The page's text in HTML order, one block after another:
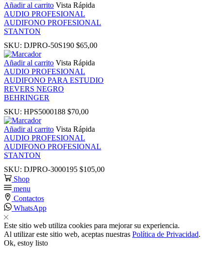
satın al
panel
panel
panel
panel
panel
panel
Añadir al carrito Vista Rápida
AUDIO PROFESIONAL
AUDIFONO PROFESIONAL
STANTON
SKU: DJPRO-50S190 $65,00
Añadir al carrito Vista Rápida
AUDIO PROFESIONAL
AUDIFONO PARA ESTUDIO
REVERS NEGRO
BEHRINGER
SKU: HPS5000188 $70,00
Añadir al carrito Vista Rápida
AUDIO PROFESIONAL
AUDIFONO PROFESIONAL
STANTON
SKU: DJPRO-3000195 $105,00
Shop
menu
Contactos
WhatsApp
Este sitio web utiliza cookies para mejorar su experiencia.
Al utilizar este sitio web, aceptas nuestras Política de Privacidad.
Ok, estoy listo